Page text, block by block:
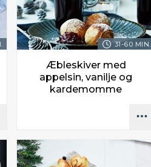
31-60 MIN.
Æbleskiver med
appelsin, vanilje og
kardemomme